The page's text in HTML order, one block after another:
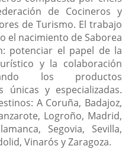
de Cocineros y
de Turismo. El trabajo
el nacimiento de Saborea
potenciar el papel de la
y la colaboración
los productos
únicas y especializadas.
A Coruña, Badajoz,
Logroño, Madrid,
Segovia, Sevilla,
Vinarós y Zaragoza.